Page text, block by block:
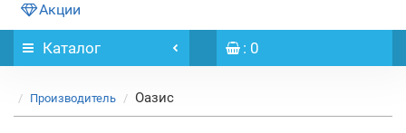
Акции
Каталог : 0
Производитель Оазис